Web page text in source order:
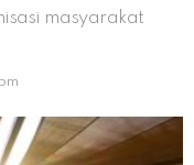
masyarakat